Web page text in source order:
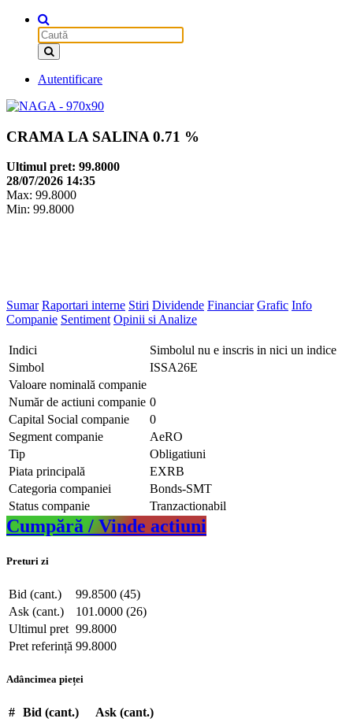
Autentificare
CRAMA LA SALINA 0.71 %
Ultimul pret: 99.8000
28/07/2026 14:35
Max: 99.8000
Min: 99.8000
Sumar Raportari interne Stiri Dividende Financiar Grafic Info
Companie Sentiment Opinii si Analize
Indici
Simbolul nu e inscris in nici un indice
Simbol
ISSA26E
Valoare nominală companie
Număr de actiuni companie 0
Capital Social companie
0
Segment companie
AeRO
Tip
Obligatiuni
Piata principală
EXRB
Categoria companiei
Bonds-SMT
Status companie
Tranzactionabil
Cumpără / Vinde actiuni
Preturi zi
Bid (cant.)
99.8500 (45)
Ask (cant.)
101.0000 (26)
Ultimul pret 99.8000
Pret referință 99.8000
Adâncimea pieței
# Bid (cant.)
Ask (cant.)